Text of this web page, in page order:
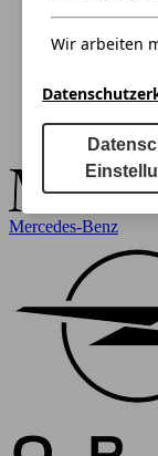
Mercedes-Benz
Wir arbeiten